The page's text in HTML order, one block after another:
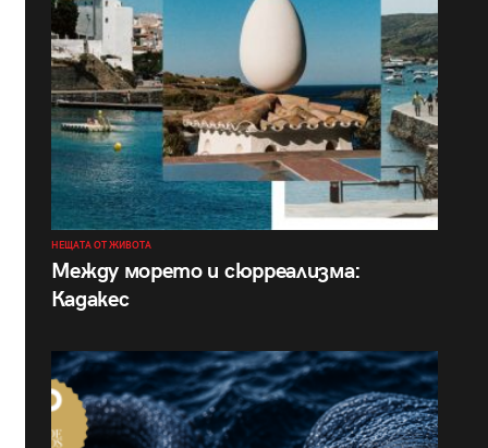
НЕЩАТА ОТ ЖИВОТА
Между морето и сюрреализма:
Кадакес